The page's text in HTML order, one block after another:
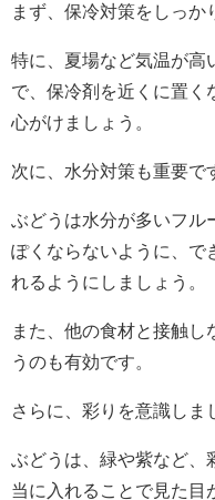
まず、保冷対策をしっか
特に、夏場など気温が高
で、保冷剤を近くに置く
心がけましょう。
次に、水分対策も重要で
ぶどうは水分が多いフ
ぽくならないように、で
れるようにしましょう。
また、他の食材と接触し
うのも有効です。
さらに、彩りを意識しま
ぶどうは、緑や紫など
当に入れることで見た目